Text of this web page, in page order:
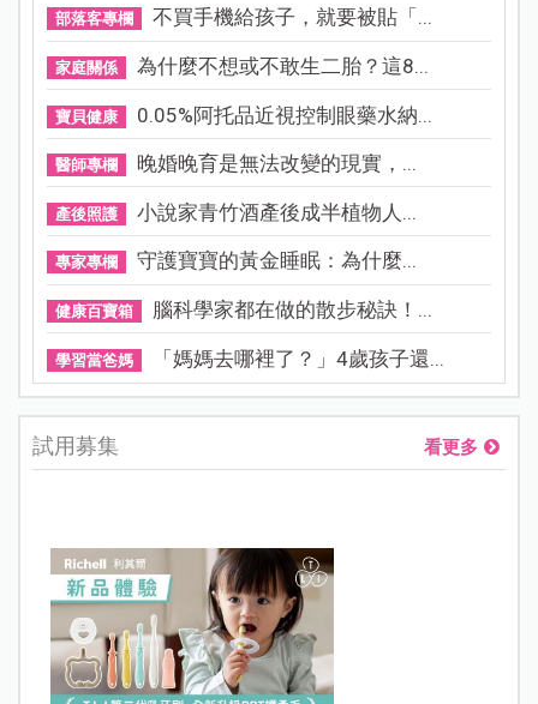
部落客專欄 不買手機給孩子，就要被貼「...
家庭關係 為什麼不想或不敢生二胎？這8...
寶貝健康 0.05%阿托品近視控制眼藥水納...
醫師專欄 晚婚晚育是無法改變的現實，...
產後照護 小說家青竹酒產後成半植物人...
專家專欄 守護寶寶的黃金睡眠：為什麼...
健康百寶箱 腦科學家都在做的散步秘訣！...
學習當爸媽 「媽媽去哪裡了？」4歲孩子還...
試用募集 看更多